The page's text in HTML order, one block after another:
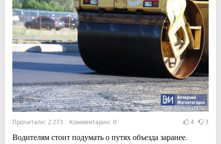
Прочитали: 2 273 Комментарии: 0 4 3
Водителям стоит подумать о путях объезда заранее.